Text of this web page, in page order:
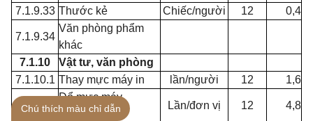
7.1.9.33 Thước kẻ Chiếc/người 12 0,4
7.1.9.34
Văn phòng phẩm
khác
7.1.10
Vật tư, văn phòng
7.1.10.1 Thay mực máy in lần/người 12 1,6
7.1.10.2
Đổ mực máy
photocopy
Lần/đơn vị 12 4,8
Chú thích màu chỉ dẫn